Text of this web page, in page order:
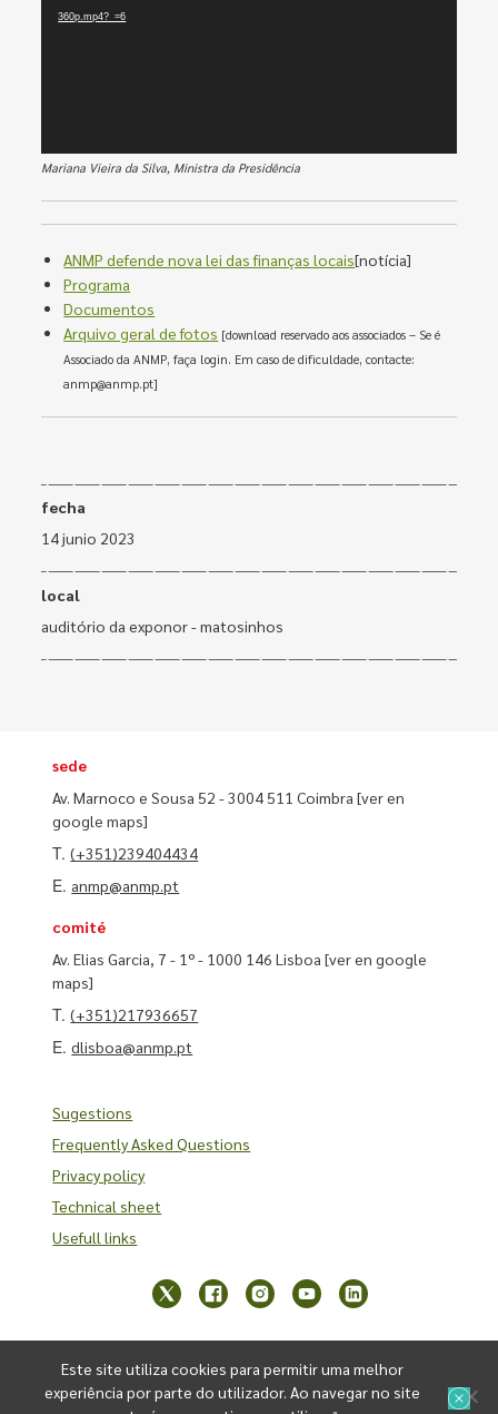
360p.mp4?_=6
Mariana Vieira da Silva, Ministra da Presidência
ANMP defende nova lei das finanças locais[notícia]
Programa
Documentos
Arquivo geral de fotos [download reservado aos associados – Se é
Associado da ANMP, faça login. Em caso de dificuldade, contacte:
anmp@anmp.pt]
fecha
14 junio 2023
local
auditório da exponor - matosinhos
sede
Av. Marnoco e Sousa 52 - 3004 511 Coimbra[ver en
google maps]
T.(+351)239404434
E. anmp@anmp.pt
comité
Av. Elias Garcia, 7 - 1º - 1000 146 Lisboa[ver en google
maps]
T.(+351)217936657
E.dlisboa@anmp.pt
Sugestions
Frequently Asked Questions
Privacy policy
Technical sheet
Usefull links
Este site utiliza cookies para permitir uma melhor
experiência por parte do utilizador. Ao navegar no site